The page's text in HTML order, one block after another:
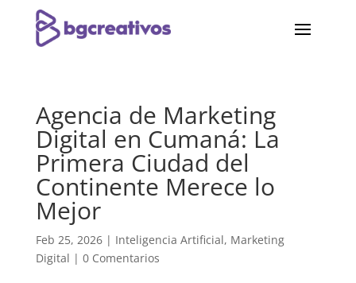
Agencia de Marketing
Digital en Cumaná: La
Primera Ciudad del
Continente Merece lo
Mejor
Feb 25, 2026| Inteligencia Artificial, Marketing
Digital | 0 Comentarios